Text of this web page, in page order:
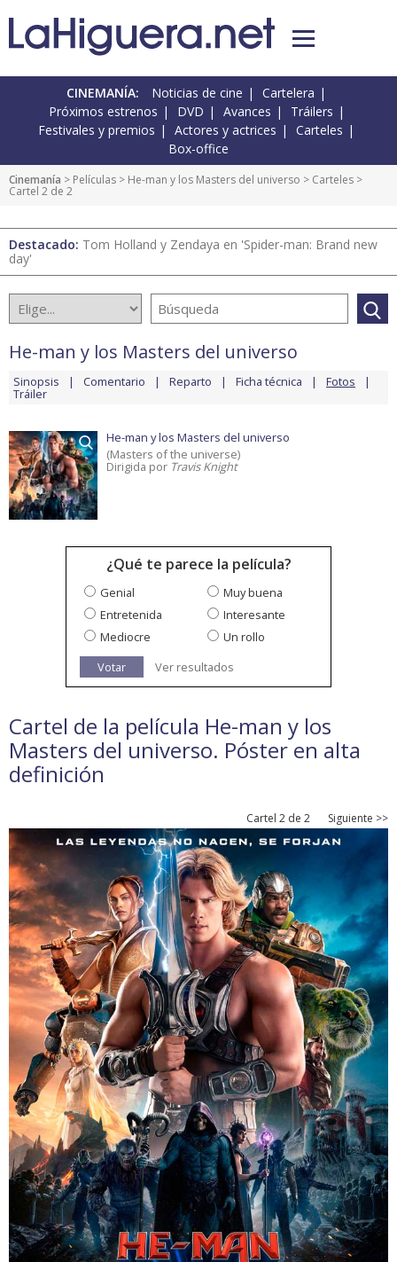
CINEMANÍA: Noticias de cine
Cartelera
Próximos estrenos
DVD Avances
Tráilers
Festivales y premios
Actores y actrices
Carteles
Box-office
Cinemanía > Películas > He-man y los Masters del universo > Carteles >
Cartel 2 de 2
Destacado: Tom Holland y Zendaya en 'Spider-man: Brand new
day'
He-man y los Masters del universo
Sinopsis Comentario Reparto Ficha técnica Fotos
Tráiler
He-man y los Masters del universo
(Masters of the universe)
Dirigida por Travis Knight
¿Qué te parece la película?
Genial
Muy buena
Entretenida
Interesante
Mediocre
Un rollo
Votar
Ver resultados
Cartel de la película He-man y los
Masters del universo. Póster en alta
definición
Cartel 2 de 2 Siguiente >>